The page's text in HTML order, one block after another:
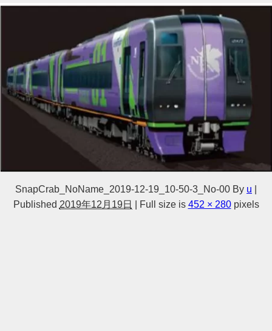
SnapCrab_NoName_2019-12-19_10-50-3_No-00 By u |
Published 2019年12月19日 | Full size is 452 × 280pixels